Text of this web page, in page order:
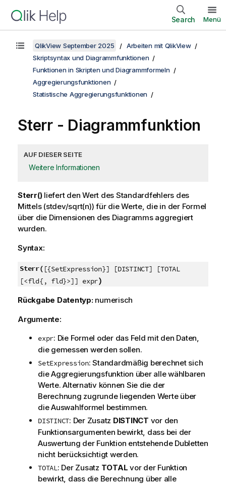
Search Menü
QlikView September 2025
Arbeiten mit QlikView
Skriptsyntax und Diagrammfunktionen
Funktionen in Skripten und Diagrammformeln
Aggregierungsfunktionen
Statistische Aggregierungsfunktionen
Sterr- Diagrammfunktion
AUF DIESER SEITE
Weitere Informationen
Sterr()liefert den Wert des Standardfehlers des
Mittels (stdev/sqrt(n)) für die Werte, die in der Formel
über die Dimensionen des Diagramms aggregiert
wurden.
Syntax:
Sterr( [{SetExpression}] [DISTINCT] [TOTAL
[<fld{, fld}>]] expr)
Rückgabe Datentyp: numerisch
Argumente:
expr: Die Formel oder das Feld mit den Daten,
die gemessen werden sollen.
SetExpression: Standardmäßig berechnet sich
die Aggregierungsfunktion über alle wählbaren
Werte. Alternativ können Sie die der
Berechnung zugrunde liegenden Werte über
die Auswahlformel bestimmen.
DISTINCT: Der Zusatz DISTINCT vor den
Funktionsargumenten bewirkt, dass bei der
Auswertung der Funktion entstehende Dubletten
nicht berücksichtigt werden.
TOTAL: Der Zusatz TOTAL vor der Funktion
bewirkt, dass die Berechnung über alle